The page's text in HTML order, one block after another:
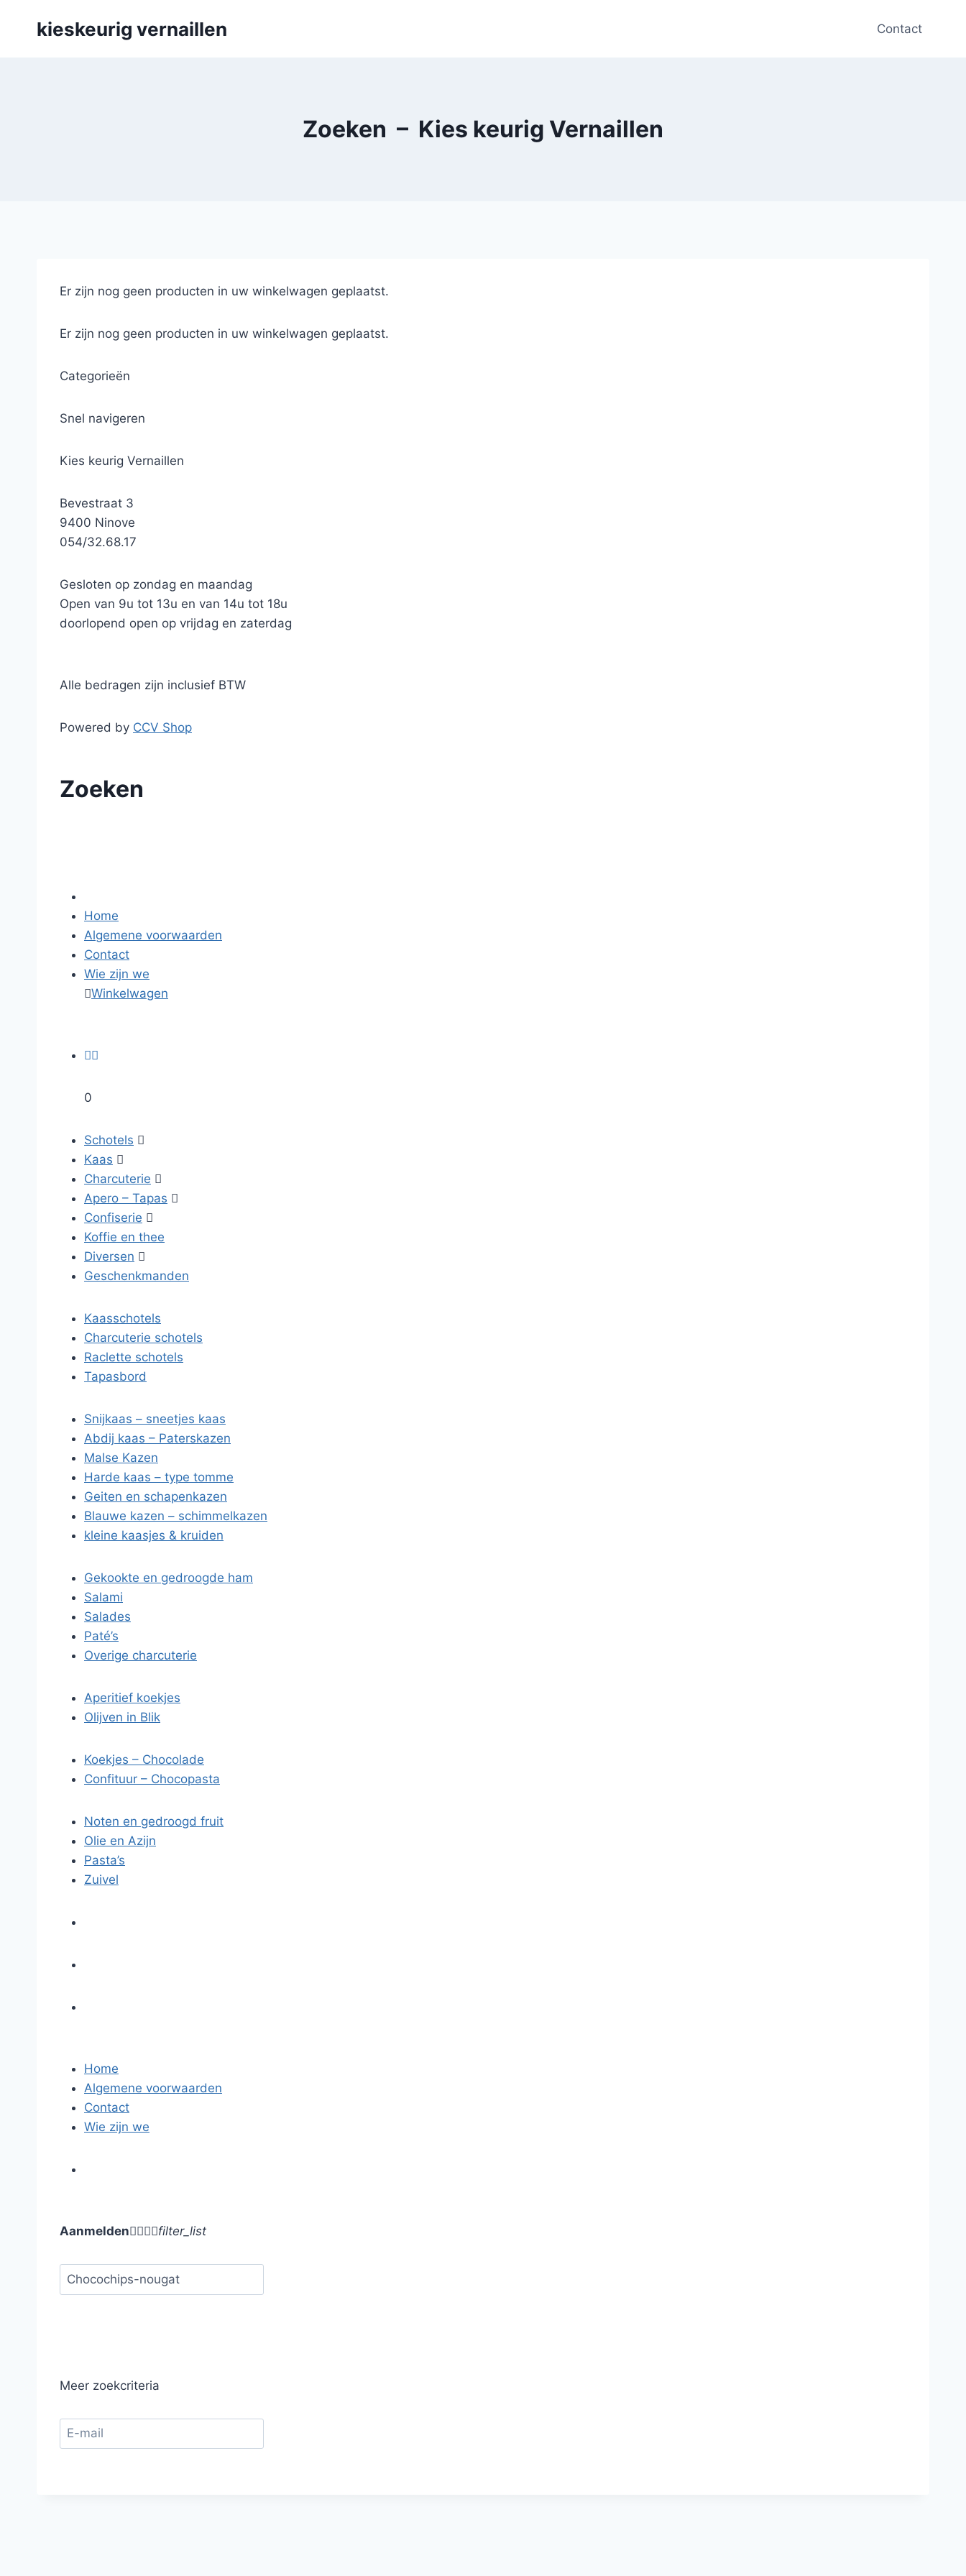
kieskeurig vernaillen Contact
Zoeken – Kies keurig Vernaillen
Er zijn nog geen producten in uw winkelwagen geplaatst.
Er zijn nog geen producten in uw winkelwagen geplaatst.
Categorieën
Snel navigeren
Kies keurig Vernaillen
Bevestraat 3
9400 Ninove
054/32.68.17
Gesloten op zondag en maandag
Open van 9u tot 13u en van 14u tot 18u
doorlopend open op vrijdag en zaterdag
Alle bedragen zijn inclusief BTW
Powered by CCV Shop
Zoeken
Home
Algemene voorwaarden
Contact
Wie zijn we
Winkelwagen

0
Schotels 
Kaas 
Charcuterie 
Apero – Tapas 
Confiserie 
Koffie en thee
Diversen 
Geschenkmanden
Kaasschotels
Charcuterie schotels
Raclette schotels
Tapasbord
Snijkaas – sneetjes kaas
Abdij kaas – Paterskazen
Malse Kazen
Harde kaas – type tomme
Geiten en schapenkazen
Blauwe kazen – schimmelkazen
kleine kaasjes & kruiden
Gekookte en gedroogde ham
Salami
Salades
Paté’s
Overige charcuterie
Aperitief koekjes
Olijven in Blik
Koekjes – Chocolade
Confituur – Chocopasta
Noten en gedroogd fruit
Olie en Azijn
Pasta’s
Zuivel
Home
Algemene voorwaarden
Contact
Wie zijn we
Aanmeldenfilter_list
Meer zoekcriteria